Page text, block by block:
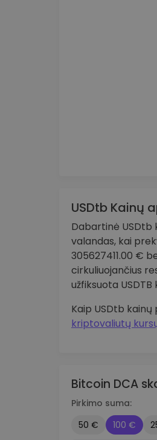
USDtb Kainų
Dabartinė USDtb
valandas, kai
305627411.00 €
cirkuliuojančius
užfiksuota
Kaip USDtb
kriptovaliutų
Bitcoin DCA
Pirkimo suma:
50 €
100 €